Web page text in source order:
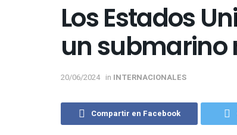
Los Estados
un submarino
20/06/2024 in INTERNACIONALES
Compartir en Facebook